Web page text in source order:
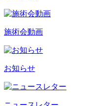
施術会動画
お知らせ